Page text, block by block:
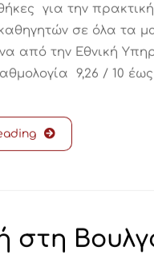
για την
σε όλα τα
από την Εθνική
9,26 / 10
στη